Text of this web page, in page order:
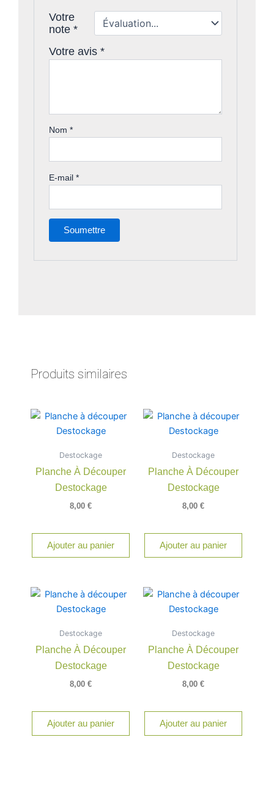
Votre
note*
Votre avis*
Nom*
E-mail*
Produits similaires
Destockage
Planche À Découper
Destockage
8,00 €
Ajouter au panier
Destockage
Planche À Découper
Destockage
8,00 €
Ajouter au panier
Destockage
Planche À Découper
Destockage
8,00 €
Ajouter au panier
Destockage
Planche À Découper
Destockage
8,00 €
Ajouter au panier